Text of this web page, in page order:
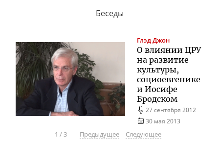
Беседы
ГлэдДжон
О влиянии ЦРУ
на развитие
культуры,
социоевгенике
и Иосифе
Бродском
27 сентября 2012
30 мая 2013
1 /3 Предыдущее
Следующее